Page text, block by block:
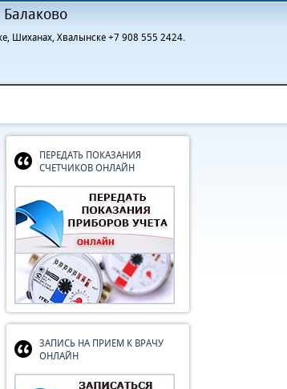
Шиханах, Хвалынске +7 908 555 2424.
ПЕРЕДАТЬ ПОКАЗАНИЯ
СЧЕТЧИКОВ ОНЛАЙН
ЗАПИСЬ НА ПРИЕМ К ВРАЧУ
ОНЛАЙН